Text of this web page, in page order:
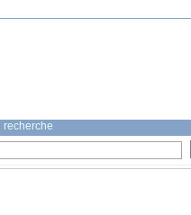
recherche